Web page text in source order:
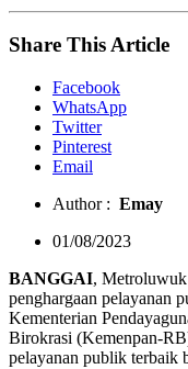
Share This Article
Facebook
WhatsApp
Twitter
Pinterest
Email
Author : Emay
01/08/2023
BANGGAI, Metroluwuk
penghargaan pelayanan
Kementerian
Birokrasi (Kemenpan-
pelayanan publik terbaik